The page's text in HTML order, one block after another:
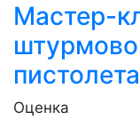
Мастер-
пистолета
Оценка